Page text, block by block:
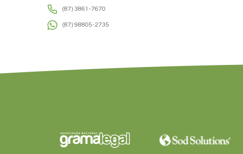
(87) 3861-7670
(87) 98805-2735